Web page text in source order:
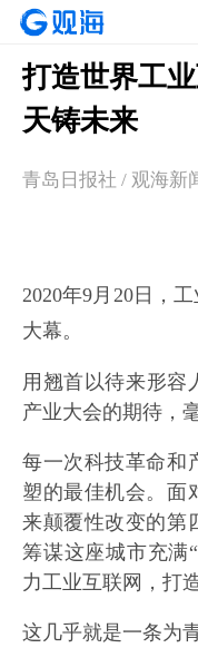
打造世界工
天铸未来
青岛日报社 / 观海新
2020年9月20日，
大幕。
用翘首以待来形容
产业大会的期待，
每一次科技革命和
塑的最佳机会。面
来颠覆性改变的第
筹谋这座城市充
力工业互联网，打
这几乎就是一条为